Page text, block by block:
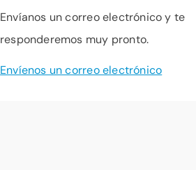
Envíanos un correo electrónico y te
responderemos muy pronto.
Envíenos un correo electrónico